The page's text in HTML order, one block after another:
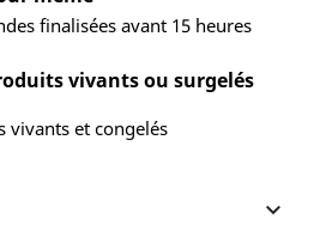
finalisées avant 15 heures
vivants ou surgelés
vivants et congelés
